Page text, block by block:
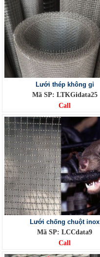
Lưới thép không gỉ
Mã SP: LTKGidata25
Call
Lưới chống chuột inox
Mã SP: LCCdata9
Call